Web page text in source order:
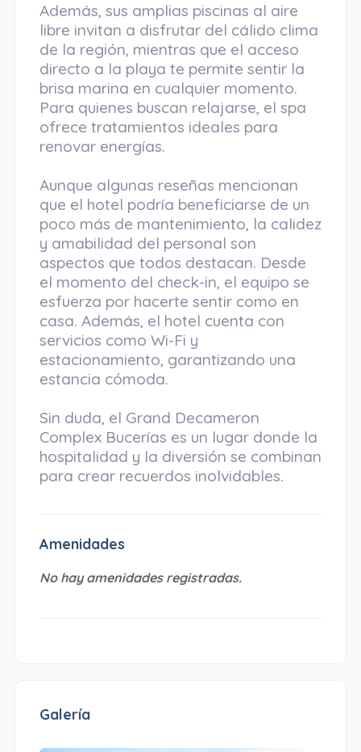
Además, sus amplias piscinas al aire
libre invitan a disfrutar del cálido clima
de la región, mientras que el acceso
directo a la playa te permite sentir la
brisa marina en cualquier momento.
Para quienes buscan relajarse, el spa
ofrece tratamientos ideales para
renovar energías.
Aunque algunas reseñas mencionan
que el hotel podría beneficiarse de un
poco más de mantenimiento, la calidez
y amabilidad del personal son
aspectos que todos destacan. Desde
el momento del check-in, el equipo se
esfuerza por hacerte sentir como en
casa. Además, el hotel cuenta con
servicios como Wi-Fi y
estacionamiento, garantizando una
estancia cómoda.
Sin duda, el Grand Decameron
Complex Bucerías es un lugar donde la
hospitalidad y la diversión se combinan
para crear recuerdos inolvidables.
Amenidades
No hay amenidades registradas.
Galería